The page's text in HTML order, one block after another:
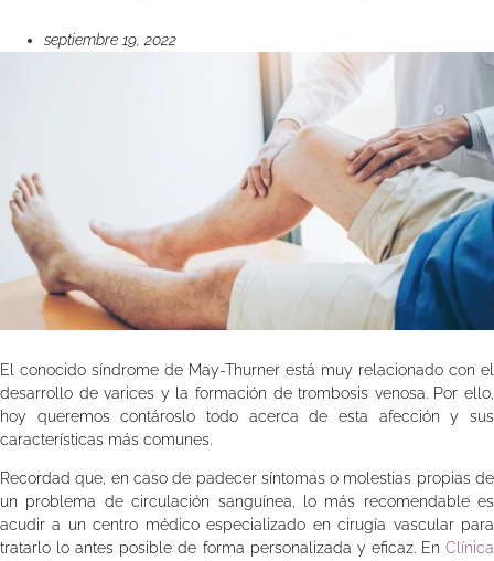
septiembre 19, 2022
El conocido síndrome de May-Thurner está muy relacionado con el
desarrollo de varices y la formación de trombosis venosa. Por ello,
hoy queremos contároslo todo acerca de esta afección y sus
características más comunes.
Recordad que, en caso de padecer síntomas o molestias propias de
un problema de circulación sanguínea, lo más recomendable es
acudir a un centro médico especializado en cirugía vascular para
tratarlo lo antes posible de forma personalizada y eficaz. En Clínica